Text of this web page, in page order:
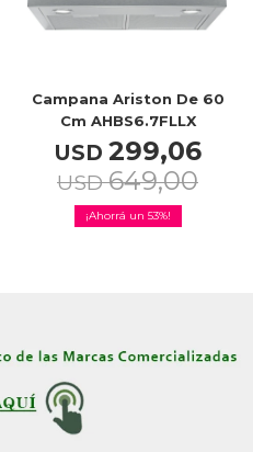
Campana Ariston De 60
Cm AHBS6.7FLLX
USD 299,06
USD 649,00
53